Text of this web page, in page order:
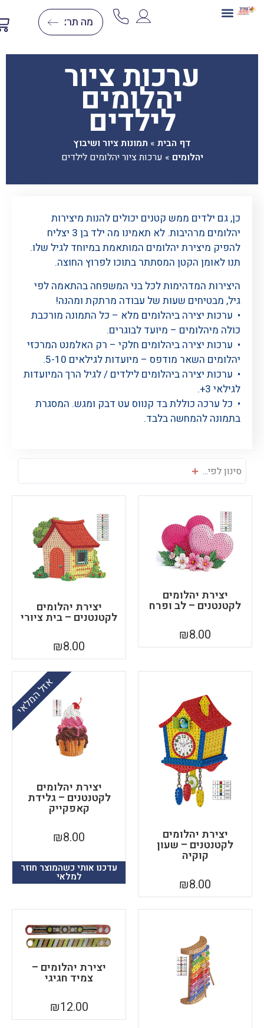
ערכות ציור
יהלומים
לילדים דף הבית »תמונות ציור ושיבוץ
יהלומים»ערכות ציור יהלומים לילדים
כן, גם ילדים ממש קטנים יכולים להנות מיצירות
יהלומים מרהיבות. לא תאמינו מה ילד בן 3 יצליח
להפיק מיצירת יהלומים המותאמת במיוחד לגיל שלו.
תנו לאומן הקטן המסתתר בתוכו לפרוץ החוצה.
היצירות המדהימות לכל בני המשפחה בהתאמה לפי
גיל, מבטיחים שעות של עבודה מרתקת ומהנה!
• ערכות יצירה ביהלומים מלא – כל התמונה מורכבת
כולה מיהלומים – מיועד לבוגרים.
• ערכות יצירה ביהלומים חלקי – רק האלמנט המרכזי
יהלומים השאר מודפס – מיועדות לגילאים 5-10.
• ערכות יצירה ביהלומים לילדים / לגיל הרך המיועדות
לגילאי 3+.
• כל ערכה כוללת בד קנווס עט דבק ומגש. המסגרת
בתמונה להמחשה בלבד.
סינון לפי...
יצירת יהלומים
לקטנטנים – לב ופרח
₪8.00
יצירת יהלומים
לקטנטנים – בית ציורי
₪8.00
יצירת יהלומים
לקטנטנים – שעון
קוקיה
₪8.00
אזל המלאי
יצירת יהלומים
לקטנטנים – גלידת
קאפקייק
₪8.00
עדכנו אותי כשהמוצר חוזר
למלאי
יצירת יהלומים –
צמיד חגיגי
₪12.00